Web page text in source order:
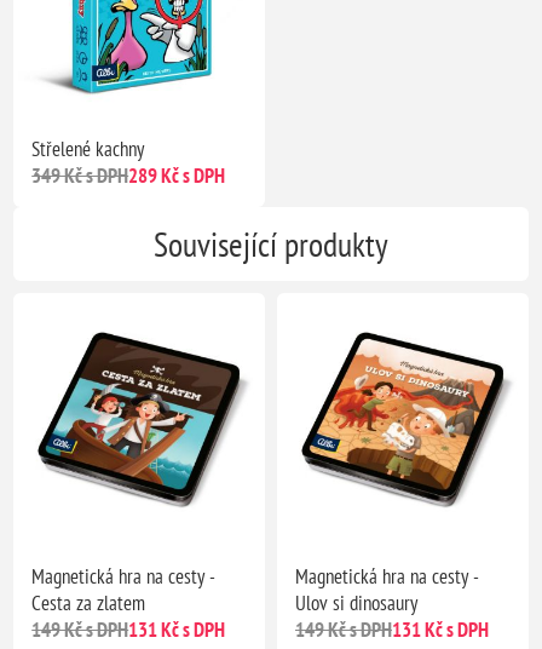
Střelené kachny
349 Kč s DPH289 Kč s DPH
Související produkty
Magnetická hra na cesty -
Cesta za zlatem
149 Kč s DPH131 Kč s DPH
Magnetická hra na cesty -
Ulov si dinosaury
149 Kč s DPH131 Kč s DPH